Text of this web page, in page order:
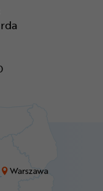
Warszawa
M1 Zabrze